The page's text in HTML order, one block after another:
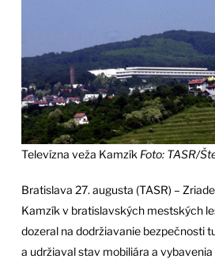
Televízna veža KamzíkFoto: TASR/
Bratislava 27. augusta (TASR) –
Kamzík v bratislavských mestských
dozeral na dodržiavanie bezpečnosti
a udržiaval stav mobiliára a